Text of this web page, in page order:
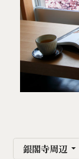
銀閣寺周辺